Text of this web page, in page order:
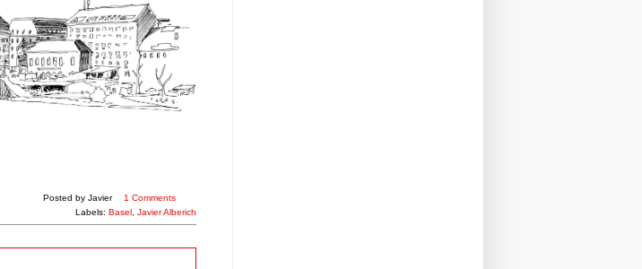
Posted by Javier
1 Comments
Labels: Basel Javier Alberich